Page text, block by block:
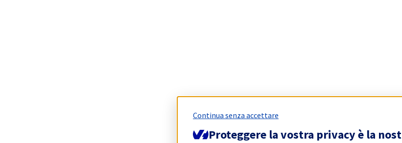
Continua senza accettare
Proteggere la vostra privacy è la